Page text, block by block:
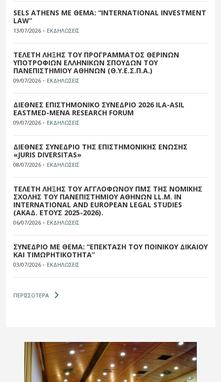
SELS ATHENS ΜΕ ΘΕΜΑ: “INTERNATIONAL INVESTMENT
LAW”
13/07/2026 - ΕΚΔΗΛΩΣΕΙΣ
ΤΕΛΕΤΗ ΛΗΞΗΣ ΤΟΥ ΠΡΟΓΡΑΜΜΑΤΟΣ ΘΕΡΙΝΩΝ
ΥΠΟΤΡΟΦΙΩΝ ΕΛΛΗΝΙΚΩΝ ΣΠΟΥΔΩΝ ΤΟΥ
ΠΑΝΕΠΙΣΤΗΜΙΟΥ ΑΘΗΝΩΝ (Θ.Υ.Ε.Σ.Π.Α.)
09/07/2026 - ΕΚΔΗΛΩΣΕΙΣ
ΔΙΕΘΝΕΣ ΕΠΙΣΤΗΜΟΝΙΚΟ ΣΥΝΕΔΡΙΟ 2026 ILA-ASIL
EASTMED-MENA RESEARCH FORUM
09/07/2026 - ΕΚΔΗΛΩΣΕΙΣ
ΔΙΕΘΝΕΣ ΣΥΝΕΔΡΙΟ ΤΗΣ ΕΠΙΣΤΗΜΟΝΙΚΗΣ ΕΝΩΣΗΣ
«JURIS DIVERSITAS»
08/07/2026 - ΕΚΔΗΛΩΣΕΙΣ
ΤΕΛΕΤΗ ΛΗΞΗΣ ΤΟΥ ΑΓΓΛΟΦΩΝΟΥ ΠΜΣ ΤΗΣ ΝΟΜΙΚΗΣ
ΣΧΟΛΗΣ ΤΟΥ ΠΑΝΕΠΙΣΤΗΜΙΟΥ ΑΘΗΝΩΝ LL.M. IN
INTERNATIONAL AND EUROPEAN LEGAL STUDIES
(ΑΚΑΔ. ΕΤΟΥΣ 2025-2026).
06/07/2026 - ΕΚΔΗΛΩΣΕΙΣ
ΣΥΝΕΔΡΙΟ ΜΕ ΘΕΜΑ: “ΕΠΕΚΤΑΣΗ ΤΟΥ ΠΟΙΝΙΚΟΥ ΔΙΚΑΙΟΥ
ΚΑΙ ΤΙΜΩΡΗΤΙΚΟΤΗΤΑ”
03/07/2026 - ΕΚΔΗΛΩΣΕΙΣ
ΠΕΡΙΣΣΟΤΕΡΑ